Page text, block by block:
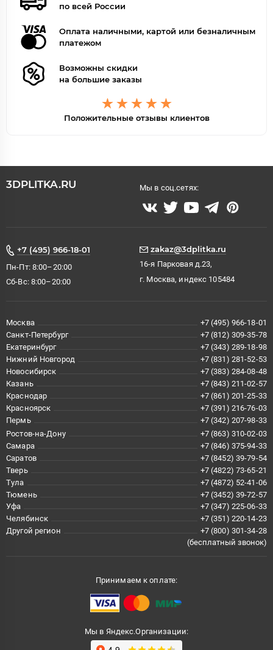
по всей России
Оплата наличными, картой или безналичным
платежом
Возможны скидки
на большие заказы
Положительные отзывы клиентов
3DPLITKA.RU Мы в соц.сетях:
+7 (495) 966-18-01
Пн-Пт: 8:00–20:00
Сб-Вс: 8:00–20:00
zakaz@3dplitka.ru
16-я Парковая д.23,
г. Москва, индекс 105484
Москва
+7 (495) 966-18-01
Санкт-Петербург
+7 (812) 309-35-78
Екатеринбург
+7 (343) 289-18-98
Нижний Новгород
+7 (831) 281-52-53
Новосибирск
+7 (383) 284-08-48
Казань
+7 (843) 211-02-57
Краснодар
+7 (861) 201-25-33
Красноярск
+7 (391) 216-76-03
Пермь
+7 (342) 207-98-33
Ростов-на-Дону
+7 (863) 310-02-03
Самара
+7 (846) 375-94-33
Саратов
+7 (8452) 39-79-54
Тверь
+7 (4822) 73-65-21
Тула
+7 (4872) 52-41-06
Тюмень
+7 (3452) 39-72-57
Уфа
+7 (347) 225-06-33
Челябинск
+7 (351) 220-14-23
Другой регион
+7 (800) 301-34-28
(бесплатный звонок)
Принимаем к оплате:
Мы в Яндекс.Организации: